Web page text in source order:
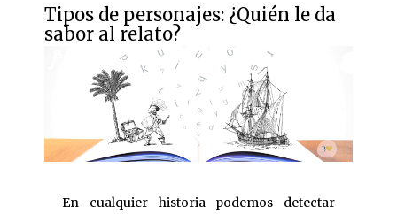
Tipos de personajes: ¿Quién le da
sabor al relato?
En cualquier historia podemos detectar